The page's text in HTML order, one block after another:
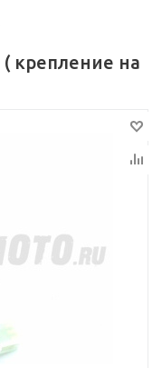
( крепление на